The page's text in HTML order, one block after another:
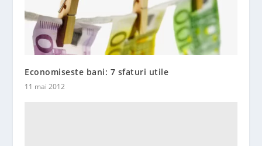
Economiseste bani: 7 sfaturi utile
11 mai 2012